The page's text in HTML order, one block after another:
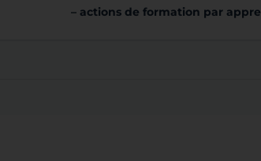
– actions de formation par